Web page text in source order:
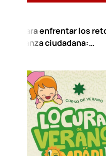
los retos y